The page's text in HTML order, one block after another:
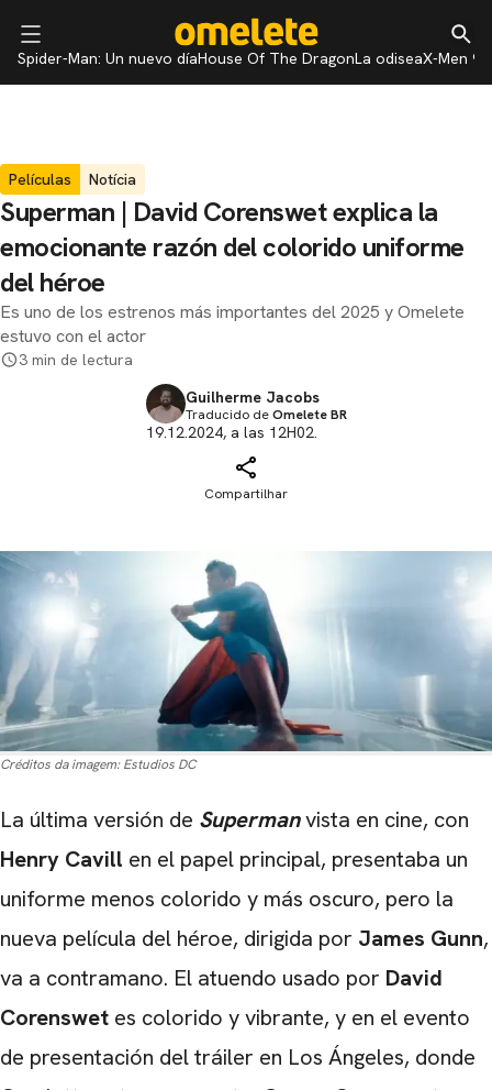
Spider-Man: Un nuevo díaHouse Of The DragonLa odiseaX-Men 97
Películas Notícia
Superman | David Corenswet explica la
emocionante razón del colorido uniforme
del héroe
Es uno de los estrenos más importantes del 2025 y Omelete
estuvo con el actor
3 min de lectura
Guilherme Jacobs
Traducido deOmelete BR
19.12.2024, a las 12H02.
Compartilhar
Créditos da imagem: Estudios DC
La última versión de Supermanvista en cine, con
Henry Cavill en el papel principal, presentaba un
uniforme menos colorido y más oscuro, pero la
nueva película del héroe, dirigida por James Gunn,
va a contramano. El atuendo usado por David
Corenswet es colorido y vibrante, y en el evento
de presentación del tráiler en Los Ángeles, donde